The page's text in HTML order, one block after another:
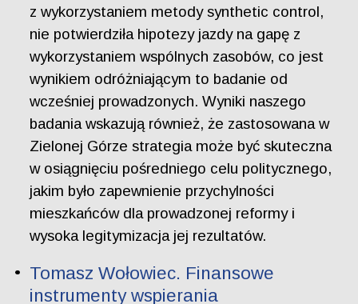
z wykorzystaniem metody synthetic control,
nie potwierdziła hipotezy jazdy na gapę z
wykorzystaniem wspólnych zasobów, co jest
wynikiem odróżniającym to badanie od
wcześniej prowadzonych. Wyniki naszego
badania wskazują również, że zastosowana w
Zielonej Górze strategia może być skuteczna
w osiągnięciu pośredniego celu politycznego,
jakim było zapewnienie przychylności
mieszkańców dla prowadzonej reformy i
wysoka legitymizacja jej rezultatów.
Tomasz Wołowiec. Finansowe
instrumenty wspierania